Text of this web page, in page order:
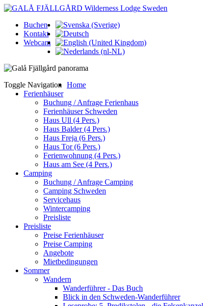
Buchen
Kontakt
Webcam
Toggle Navigation
Home
Ferienhäuser
Buchung / Anfrage Ferienhaus
Ferienhäuser Schweden
Haus Ull (4 Pers.)
Haus Balder (4 Pers.)
Haus Freja (6 Pers.)
Haus Tor (6 Pers.)
Ferienwohnung (4 Pers.)
Haus am See (4 Pers.)
Camping
Buchung / Anfrage Camping
Camping Schweden
Servicehaus
Wintercamping
Preisliste
Preisliste
Preise Ferienhäuser
Preise Camping
Angebote
Mietbedingungen
Sommer
Wandern
Wanderführer - Das Buch
Blick in den Schweden-Wanderführer